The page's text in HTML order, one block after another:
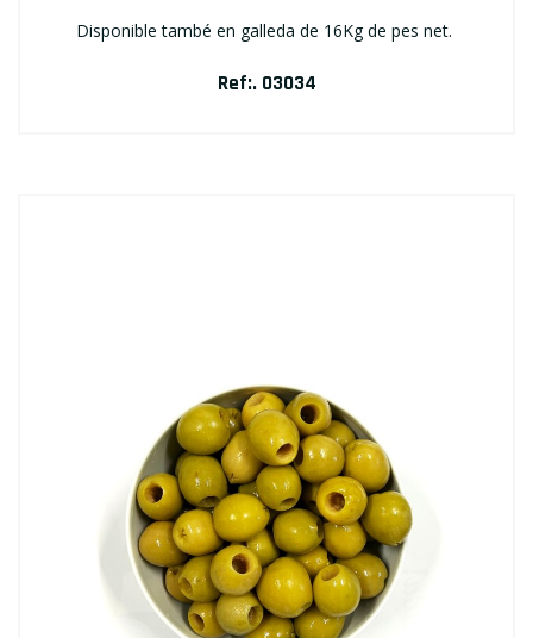
Disponible també en galleda de 16Kg de pes net.
Ref:. 03034